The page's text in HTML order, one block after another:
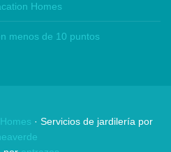
Homes
menos de 10 puntos
· Servicios de jardilería por